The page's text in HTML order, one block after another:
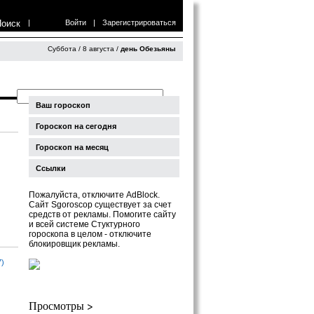
| Войти | Зарегистрироваться
Суббота / 8 августа / день Обезьяны
Ваш гороскоп
Гороскоп на сегодня
Гороскоп на месяц
Ссылки
Пожалуйста, отключите AdBlock.
Сайт Sgoroscop существует за счет
средств от рекламы. Помогите сайту
и всей системе Стуктурного
гороскопа в целом - отключите
блокировщик рекламы.
Просмотры >